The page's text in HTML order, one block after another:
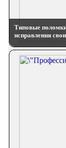
Типовые
исправления